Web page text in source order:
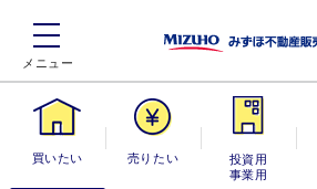
買いたい 売りたい
投資用・事業
用